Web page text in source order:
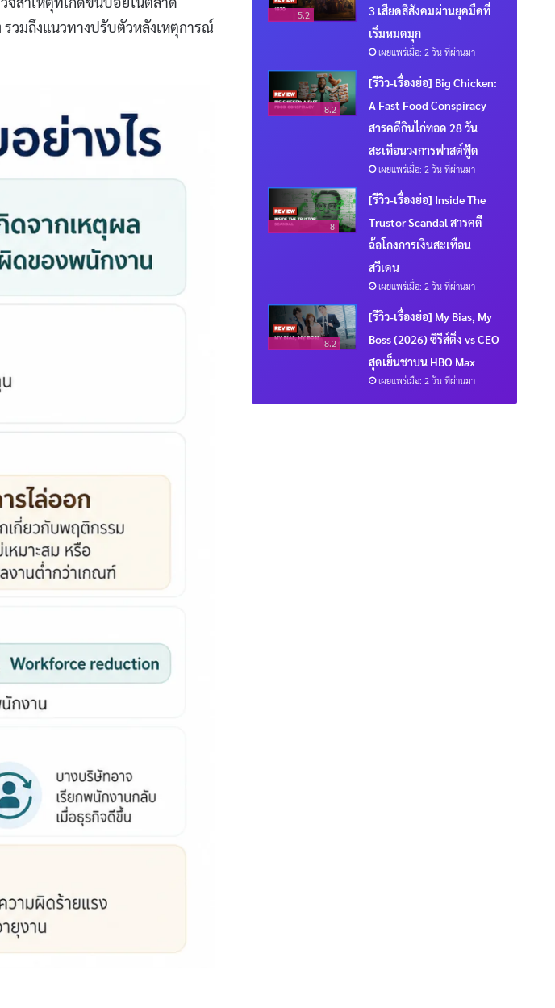
วมถึงแนวทางปรับตัวหลังเหตุการณ์
5.2
3 เสียดสีสังคมผ่านยุคมืดที่
เริ่มหมดมุก
เผยแพร่เมื่อ: 2 วัน ที่ผ่านมา
8.2
[รีวิว-เรื่องย่อ] Big Chicken:
A Fast Food Conspiracy
สารคดีกินไก่ทอด 28 วัน
สะเทือนวงการฟาสต์ฟู้ด
เผยแพร่เมื่อ: 2 วัน ที่ผ่านมา
8
[รีวิว-เรื่องย่อ] Inside The
Trustor Scandal สารคดี
ฉ้อโกงการเงินสะเทือน
สวีเดน
เผยแพร่เมื่อ: 2 วัน ที่ผ่านมา
8.2
[รีวิว-เรื่องย่อ] My Bias, My
Boss (2026) ซีรีส์ติ่ง vs CEO
สุดเย็นชาบน HBO Max
เผยแพร่เมื่อ: 2 วัน ที่ผ่านมา